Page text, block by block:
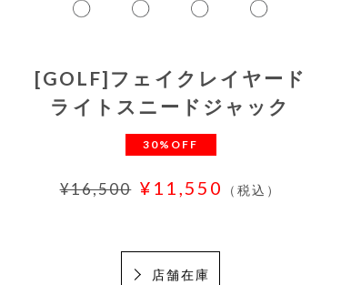
[GOLF]フェイクレイヤード
ライトスニードジャック
30%OFF
¥16,500 ¥11,550 （税込）
店舗在庫